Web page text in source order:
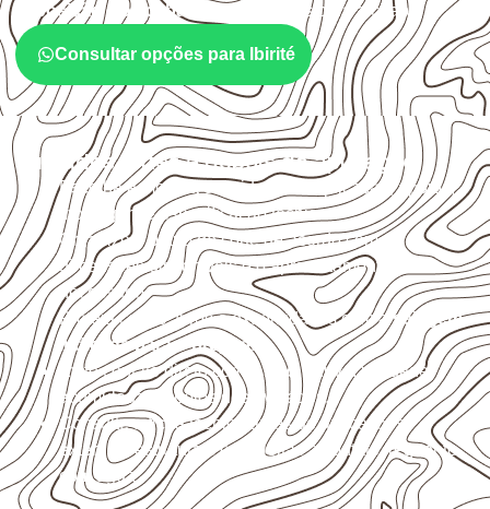
exposição e o acabamento
previstos para a chapa.
Consultar opções para Ibirité
Cuidados antes e depois da aplicação
Escolha a medida considerando aplicação, apoios,
montagem e especificação técnica.
Organize o plano de corte de acordo com as
dimensões disponíveis e o aproveitamento
necessário.
Proteja cortes, furos e extremidades com aselagem
indicada para o projeto.
Evite contato direto com o solo, chuva, umidade
acumulada e apoios desnivelados.
Consulte a ficha técnica antes de aplicações
externas, estruturais ou sujeitas a contato frequente
com água.